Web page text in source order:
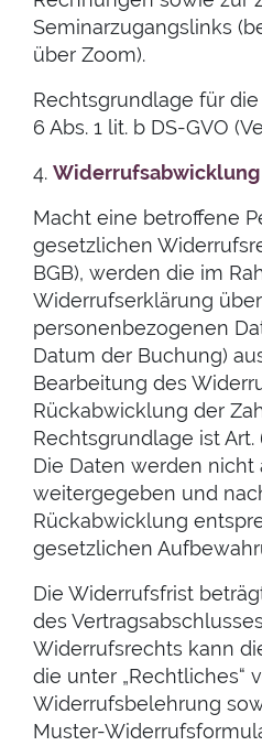
Seminarzugangslinks
über Zoom).
Rechtsgrundlage für
6 Abs. 1 lit. b DS-GVO
4. Widerrufsabwicklung
Macht eine betroffene
gesetzlichen
BGB), werden die im
Widerrufserklärung
personenbezogenen
Datum der Buchung)
Bearbeitung des
Rückabwicklung der
Rechtsgrundlage ist Art.
Die Daten werden nicht
weitergegeben und
Rückabwicklung
gesetzlichen
Die Widerrufsfrist
des
Widerrufsrechts kann
die unter „Rechtliches“
Widerrufsbelehrung
Muster-